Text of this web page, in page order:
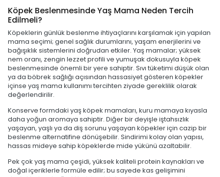
Köpek Beslenmesinde Yaş Mama Neden Tercih
Edilmeli?
Köpeklerin günlük beslenme ihtiyaçlarını karşılamak için yapılan
mama seçimi; genel sağlık durumlarını, yaşam enerjilerini ve
bağışıklık sistemlerini doğrudan etkiler. Yaş mamalar; yüksek
nem oranı, zengin lezzet profili ve yumuşak dokusuyla köpek
beslenmesinde önemli bir yere sahiptir. Sıvı tüketimi düşük olan
ya da böbrek sağlığı açısından hassasiyet gösteren köpekler
içinse yaş mama kullanımı tercihten ziyade gereklilik olarak
değerlendirilir.
Konserve formdaki yaş köpek mamaları, kuru mamaya kıyasla
daha yoğun aromaya sahiptir. Diğer bir deyişle iştahsızlık
yaşayan, yaşlı ya da diş sorunu yaşayan köpekler için cazip bir
beslenme alternatifine dönüşebilir. Sindirimi kolay olan yapısı,
hassas mideye sahip köpeklerde mide yükünü azaltabilir.
Pek çok yaş mama çeşidi, yüksek kaliteli protein kaynakları ve
doğal içeriklerle formüle edilir; bu sayede kas gelişimini